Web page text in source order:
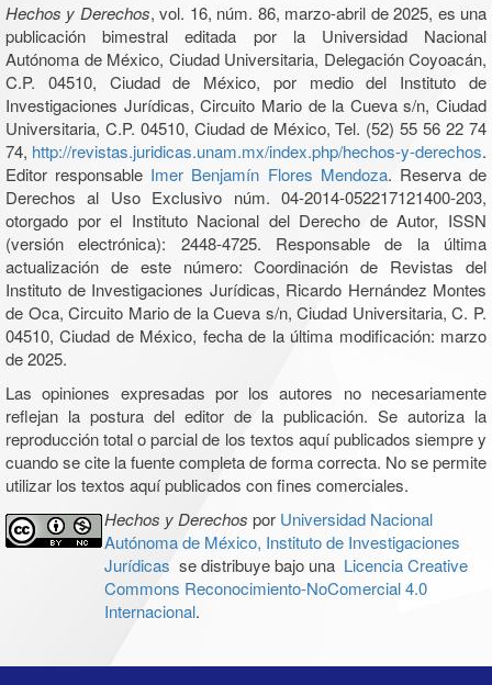
Hechos y Derechos, vol. 16, núm. 86, marzo-abril de 2025, es una
publicación bimestral editada por la Universidad Nacional
Autónoma de México, Ciudad Universitaria, Delegación Coyoacán,
C.P. 04510, Ciudad de México, por medio del Instituto de
Investigaciones Jurídicas, Circuito Mario de la Cueva s/n, Ciudad
Universitaria, C.P. 04510, Ciudad de México, Tel. (52) 55 56 22 74
74, http://revistas.juridicas.unam.mx/index.php/hechos-y-derechos.
Editor responsable Imer Benjamín Flores Mendoza. Reserva de
Derechos al Uso Exclusivo núm. 04-2014-052217121400-203,
otorgado por el Instituto Nacional del Derecho de Autor, ISSN
(versión electrónica): 2448-4725. Responsable de la última
actualización de este número: Coordinación de Revistas del
Instituto de Investigaciones Jurídicas, Ricardo Hernández Montes
de Oca, Circuito Mario de la Cueva s/n, Ciudad Universitaria, C. P.
04510, Ciudad de México, fecha de la última modificación: marzo
de 2025.
Las opiniones expresadas por los autores no necesariamente
reflejan la postura del editor de la publicación. Se autoriza la
reproducción total o parcial de los textos aquí publicados siempre y
cuando se cite la fuente completa de forma correcta. No se permite
utilizar los textos aquí publicados con fines comerciales.
Hechos y Derechos por Universidad Nacional
Autónoma de México, Instituto de Investigaciones
Jurídicas se distribuye bajo una Licencia Creative
Commons Reconocimiento-NoComercial 4.0
Internacional.